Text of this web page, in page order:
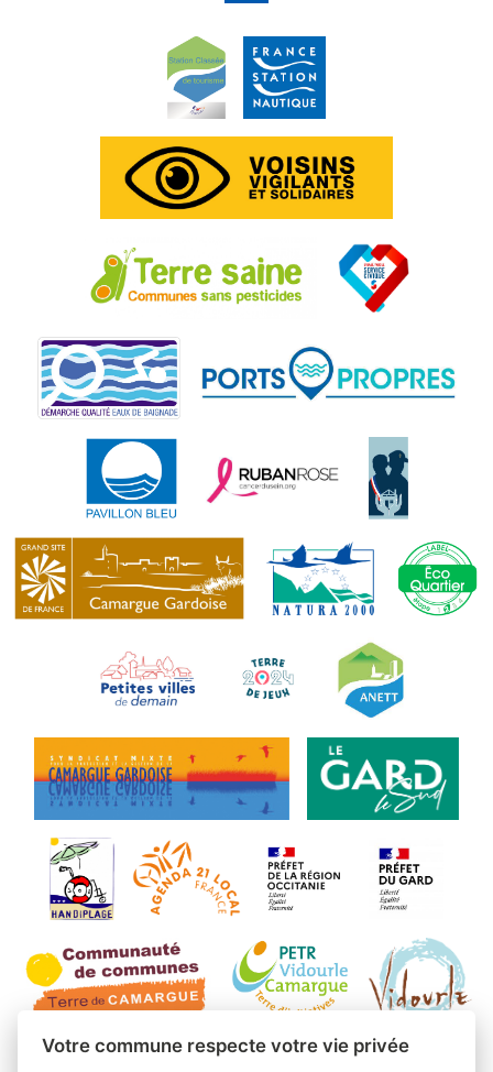
Votre commune respecte votre vie privée